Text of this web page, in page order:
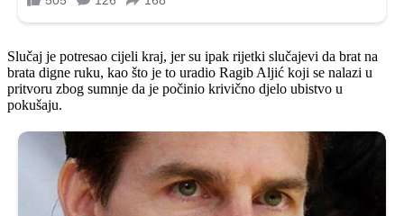
Slučaj je potresao cijeli kraj, jer su ipak rijetki slučajevi da brat na
brata digne ruku, kao što je to uradio Ragib Aljić koji se nalazi u
pritvoru zbog sumnje da je počinio krivično djelo ubistvo u
pokušaju.